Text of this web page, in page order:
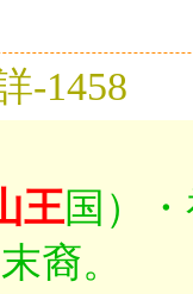
-1458
王国）
裔。